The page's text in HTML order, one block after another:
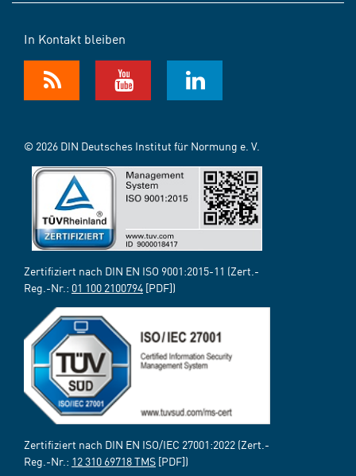
In Kontakt bleiben
© 2026 DIN Deutsches Institut für Normung e. V.
Zertifiziert nach DIN EN ISO 9001:2015-11 (Zert.-
Reg.-Nr.: 01 100 2100794 [PDF])
Zertifiziert nach DIN EN ISO/IEC 27001:2022 (Zert.-
Reg.-Nr.: 12 310 69718 TMS [PDF])